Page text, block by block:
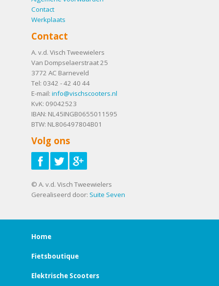
Contact
Werkplaats
Contact
A. v.d. Visch Tweewielers
Van Dompselaerstraat 25
3772 AC Barneveld
Tel: 0342 - 42 40 44
E-mail: info@vischscooters.nl
KvK: 09042523
IBAN: NL45INGB0655011595
BTW: NL806497804B01
Volg ons
© A. v.d. Visch Tweewielers
Gerealiseerd door: Suite Seven
Home
Fietsboutique
Elektrische Scooters